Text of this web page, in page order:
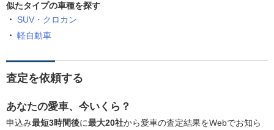
似たタイプの車種を探す
SUV・クロカン
軽自動車
査定を依頼する
あなたの愛車、今いくら？
申込み最短3時間後に最大20社から愛車の査定結果をWebでお知ら